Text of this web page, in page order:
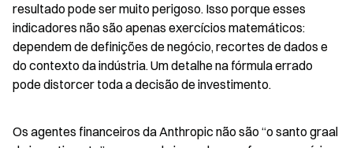
resultado pode ser muito perigoso. Isso porque esses
indicadores não são apenas exercícios matemáticos:
dependem de definições de negócio, recortes de dados e
do contexto da indústria. Um detalhe na fórmula errado
pode distorcer toda a decisão de investimento.
Os agentes financeiros da Anthropic não são “o santo graal